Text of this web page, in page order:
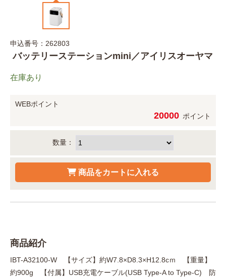
申込番号：262803
バッテリーステーションmini／アイリスオーヤマ
在庫あり
WEBポイント
20000 ポイント
数量：
商品紹介
IBT-A32100-W 【サイズ】約W7.8×D8.3×H12.8cｍ 【重量】
約900g 【付属】USB充電ケーブル(USB Type-A to Type-C) 防